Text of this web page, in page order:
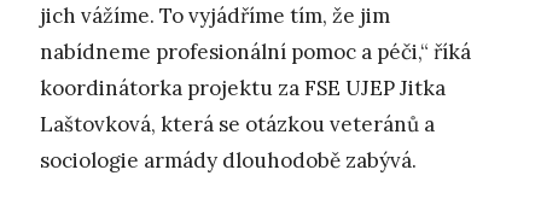
jich vážíme. To vyjádříme tím, že jim
nabídneme profesionální pomoc a péči,“ říká
koordinátorka projektu za FSE UJEP Jitka
Laštovková, která se otázkou veteránů a
sociologie armády dlouhodobě zabývá.